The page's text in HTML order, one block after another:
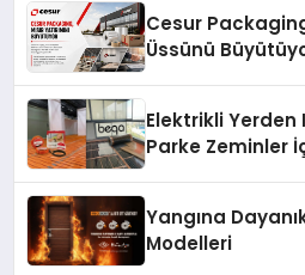
Cesur
Üssünü
Elektrikli Yerden
Parke Zeminler
Yangına
Modelleri